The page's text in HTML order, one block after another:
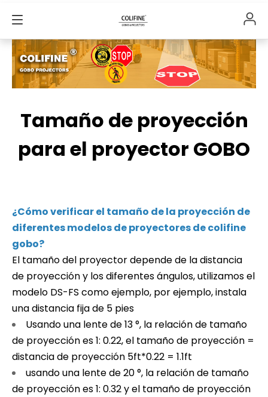
Tamaño de proyección
para el proyector GOBO
¿Cómo verificar el tamaño de la proyección de
diferentes modelos de proyectores de colifine
gobo?
El tamaño del proyector depende de la distancia
de proyección y los diferentes ángulos, utilizamos el
modelo DS-FS como ejemplo, por ejemplo, instala
una distancia fija de 5 pies
Usando una lente de 13 °, la relación de tamaño
de proyección es 1: 0.22, el tamaño de proyección =
distancia de proyección 5ft*0.22 = 1.1ft
usando una lente de 20 °, la relación de tamaño
de proyección es 1: 0.32 y el tamaño de proyección